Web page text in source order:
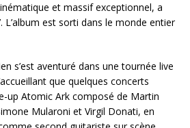
et massif exceptionnel, a
L’album est sorti dans le monde entier
s’est aventuré dans une tournée live
que quelques concerts
up Atomic Ark composé de Martin
Mularoni et Virgil Donati, en